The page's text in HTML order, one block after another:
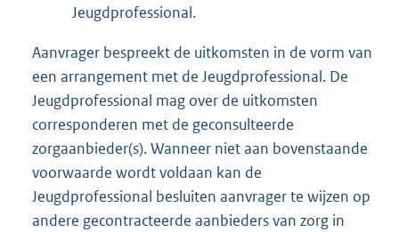
Jeugdprofessional.
Aanvrager bespreekt de uitkomsten in de vorm van
een arrangement met de Jeugdprofessional. De
Jeugdprofessional mag over de uitkomsten
corresponderen met de geconsulteerde
zorgaanbieder(s). Wanneer niet aan bovenstaande
voorwaarde wordt voldaan kan de
Jeugdprofessional besluiten aanvrager te wijzen op
andere gecontracteerde aanbieders van zorg in